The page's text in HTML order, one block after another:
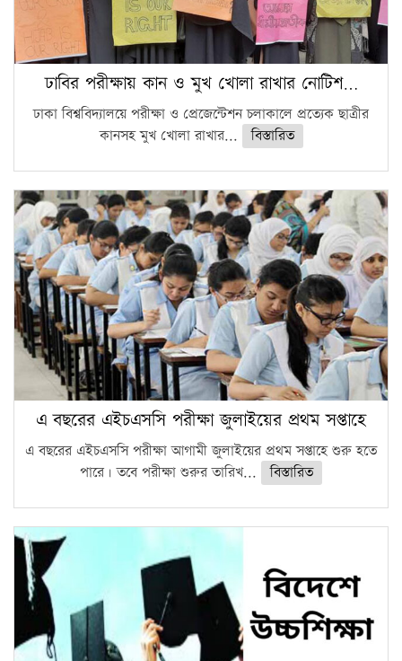
ঢাবির পরীক্ষায় কান ও মুখ খোলা রাখার নোটিশ…
ঢাকা বিশ্ববিদ্যালয়ে পরীক্ষা ও প্রেজেন্টেশন চলাকালে প্রত্যেক ছাত্রীর
কানসহ মুখ খোলা রাখার...
বিস্তারিত
এ বছরের এইচএসসি পরীক্ষা জুলাইয়ের প্রথম সপ্তাহে
এ বছরের এইচএসসি পরীক্ষা আগামী জুলাইয়ের প্রথম সপ্তাহে শুরু হতে
পারে। তবে পরীক্ষা শুরুর তারিখ...
বিস্তারিত